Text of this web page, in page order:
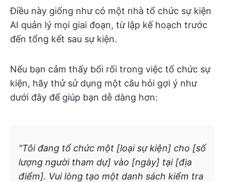
Điều này giống như có một nhà tổ chức sự kiện
AI quản lý mọi giai đoạn, từ lập kế hoạch trước
đến tổng kết sau sự kiện.
Nếu bạn cảm thấy bối rối trong việc tổ chức sự
kiện, hãy thử sử dụng một câu hỏi gợi ý như
dưới đây để giúp bạn dễ dàng hơn:
"Tôi đang tổ chức một [loại sự kiện] cho [số
lượng người tham dự] vào [ngày] tại [địa
điểm]. Vui lòng tạo một danh sách kiểm tra